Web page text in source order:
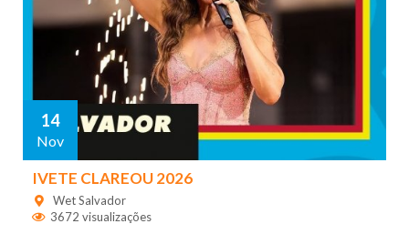
14
Nov
IVETE CLAREOU 2026
Wet Salvador
3672 visualizações